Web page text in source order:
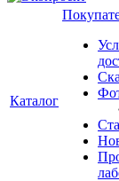
Каталог